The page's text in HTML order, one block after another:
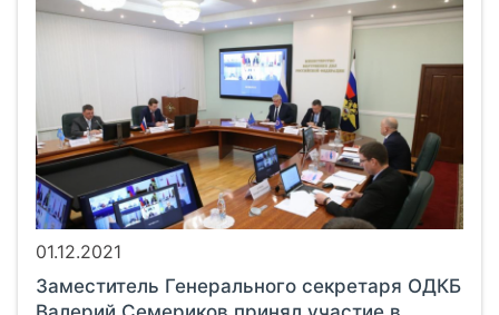
01.12.2021
Заместитель Генерального секретаря ОДКБ